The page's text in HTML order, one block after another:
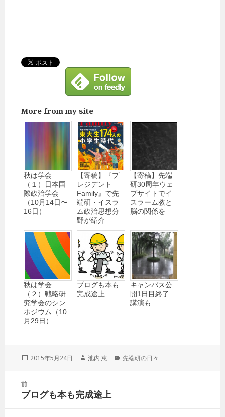
More from my site
秋は学会
（１）日本国
際政治学会
（10月14日〜
16日）
【寄稿】『プ
レジデント
Family』で先
端研・イスラ
ム政治思想分
野が紹介
【寄稿】先端
研30周年ウェ
ブサイトでイ
スラーム教と
脳の関係を
秋は学会
（２）戦略研
究学会のシン
ポジウム（10
月29日）
ブログも本も
完成途上
キャンパス公
開1日目終了
講演も
投
2015年5月24日
作
池内 恵
カ
先端研の日々
前
前
ブログも本も完成途上